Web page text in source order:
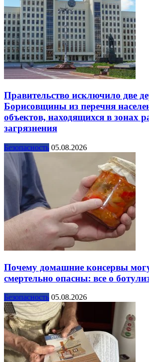
Правительство исключило две
Борисовщины из перечня
объектов, находящихся в зонах
загрязнения
Безопасность 05.08.2026
Почему домашние консервы
смертельно опасны: все о
Безопасность 05.08.2026